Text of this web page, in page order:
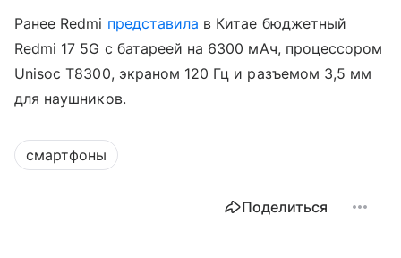
Ранее Redmi представила в Китае бюджетный
Redmi 17 5G с батареей на 6300 мАч, процессором
Unisoc T8300, экраном 120 Гц и разъемом 3,5 мм
для наушников.
смартфоны
Поделиться